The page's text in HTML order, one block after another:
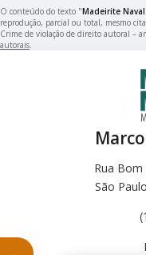
O conteúdo do texto "Madeirite
reprodução, parcial ou total, mesmo
Crime de violação de direito autoral –
autorais.
Rua
São